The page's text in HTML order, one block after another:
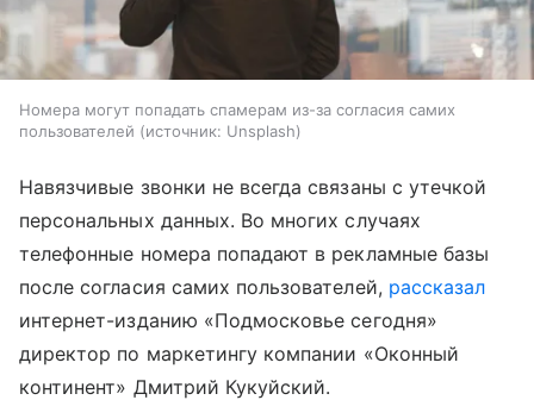
Номера могут попадать спамерам из-за согласия самих
пользователей
источник: Unsplash
Навязчивые звонки не всегда связаны с утечкой
персональных данных. Во многих случаях
телефонные номера попадают в рекламные базы
после согласия самих пользователей, рассказал
интернет-изданию «Подмосковье сегодня»
директор по маркетингу компании «Оконный
континент» Дмитрий Кукуйский.